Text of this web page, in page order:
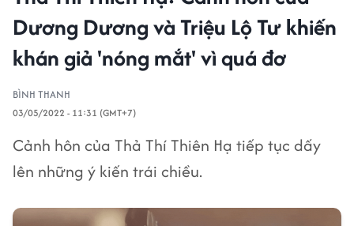
Dương Dương và Triệu Lộ Tư khiến
khán giả 'nóng mắt' vì quá đơ
BÌNH THANH
03/05/2022 - 11:31 (GMT+7)
Cảnh hôn của Thả Thí Thiên Hạ tiếp tục dấy
lên những ý kiến trái chiều.